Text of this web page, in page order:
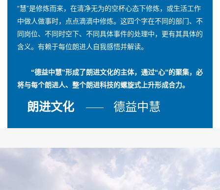
“慧”是修炼而来，在清净无为的空杯心态下修炼，或生活工作
中做人做事时，点点滴滴中修炼。这四个字在不同的部门、不
同岗位、不同时空下、不同具体事件的处理中，更有其具体的
含义。有赖于每位朗进人自我感悟并解读。
“德益中慧”形成了朗进文化的主体，通过“心”的聚集，必
将与每个朗进人、整个朗进科技的螺旋式上升形成合力。
朗进文化 德益中慧